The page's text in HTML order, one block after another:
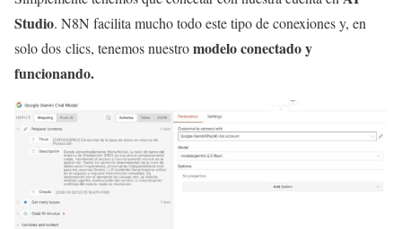
Studio. N8N facilita mucho todo este tipo de conexiones y, en
solo dos clics, tenemos nuestromodelo conectado y
funcionando.